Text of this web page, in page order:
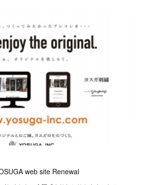
web site Renewal